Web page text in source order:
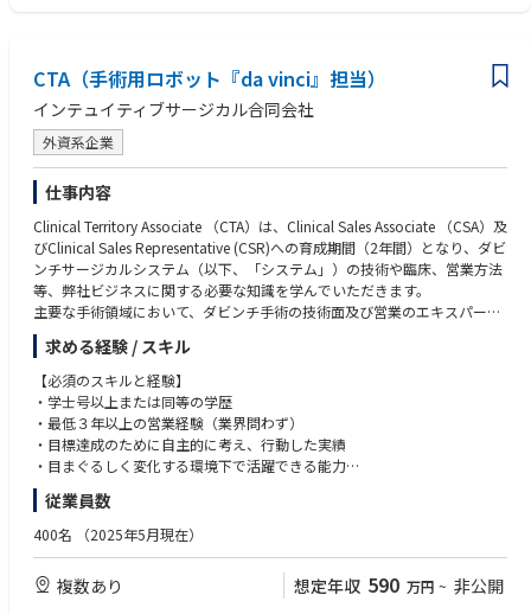
CTA（手術用ロボット『da vinci』担当）
インテュイティブサージカル合同会社
外資系企業
仕事内容
Clinical Territory Associate （CTA）は、Clinical Sales Associate （CSA）及
びClinical Sales Representative (CSR)への育成期間（2年間）となり、ダビ
ンチサージカルシステム（以下、「システム」）の技術や臨床、営業方法
等、弊社ビジネスに関する必要な知識を学んでいただきます。
主要な手術領域において、ダビンチ手術の技術面及び営業のエキスパート
となるためのトレーニングを受け、配属されたエリアでの営業活動を通し
てシステム導入後の稼働率を最大化するサポートを行います。
基本的な職務
• 医師や医療スタッフに対して、ダビンチ手術テクノロジートレーニング
パスウェイ（初症例を実施される前に修了いただくことが必須となるトレ
ーニングプログラム）とスキルアップ過程について説明する。
• 医師や医療スタッフに対して、オンサイトトレーニング（実機を使用し
研修）を実施する。
• 担当施設全診療科のTR100トレーニング（ダビンチ執刀医が認定証取得
のために行うラボトレーニング）の練習を担当する。
• 医師や医療スタッフに対して、製品のデモンストレーションやインサー
ビス（製品の説明と実際にシステムを触りながら理解していただく）を主
求める経験 / スキル
【必須のスキルと経験】
・学士号以上または同等の学歴
・最低３年以上の営業経験（業界問わず）
・目標達成のために自主的に考え、行動した実績
・目まぐるしく変化する環境下で活躍できる能力
・誠実さ、素直さを兼ね備え、責任感を持った行動ができる方
・MS Office（Excel/Word/PPT）の基礎的な知識
・日本語ネイティブ、もしくはN1相当レベル
【望ましいスキルと経験】
従業員数
400名 （2025年5月現在）
複数あり 想定年収 590 万円 ~ 非公開